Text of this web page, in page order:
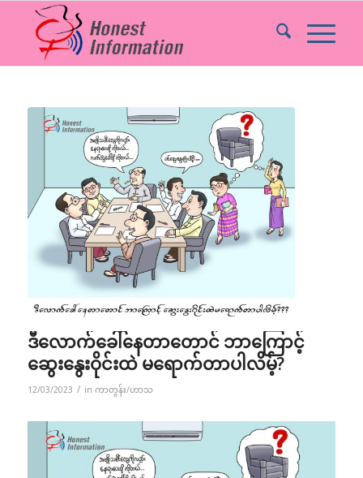
ဒီလောက်ခေါ်နေတာတောင် ဘာကြောင့်
ဆွေးနွေးဝိုင်းထဲ မရောက်တာပါလိမ့်?
12/03/2023 / in ကာတွန်း/ဟာသ